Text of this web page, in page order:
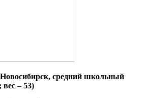
средний школьный
вес – 53)